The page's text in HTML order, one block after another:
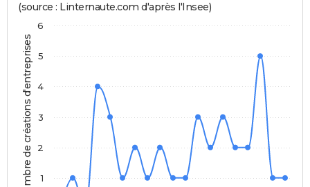
Nombre de créations d'entreprises
(source : Linternaute.com d'après l'Insee)
1
2
3
4
5
6